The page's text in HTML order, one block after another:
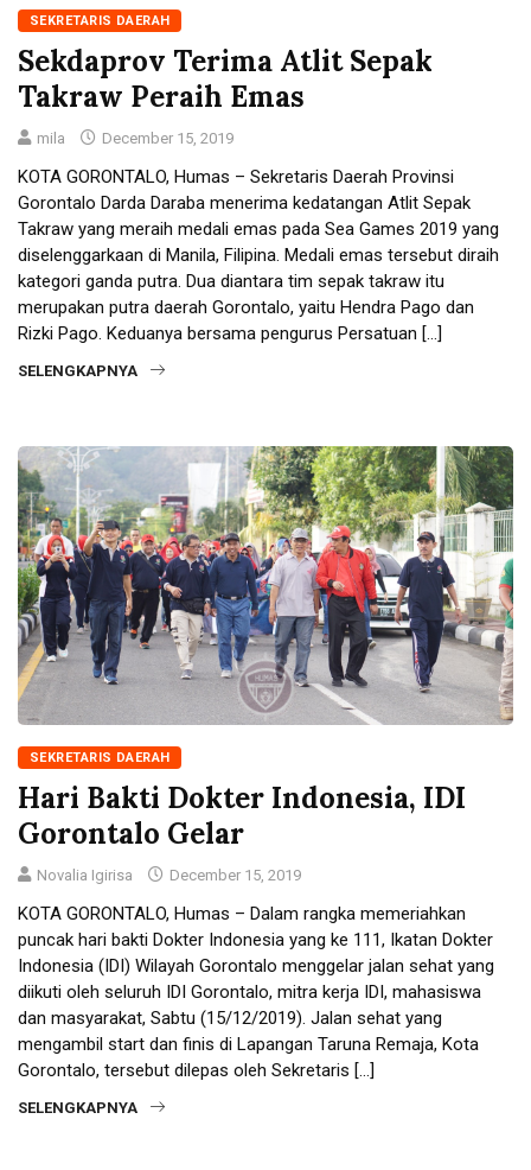
SEKRETARIS DAERAH
Sekdaprov Terima Atlit Sepak
Takraw Peraih Emas
mila December 15, 2019
KOTA GORONTALO, Humas – Sekretaris Daerah Provinsi
Gorontalo Darda Daraba menerima kedatangan Atlit Sepak
Takraw yang meraih medali emas pada Sea Games 2019 yang
diselenggarkaan di Manila, Filipina. Medali emas tersebut diraih
kategori ganda putra. Dua diantara tim sepak takraw itu
merupakan putra daerah Gorontalo, yaitu Hendra Pago dan
Rizki Pago. Keduanya bersama pengurus Persatuan […]
SELENGKAPNYA
SEKRETARIS DAERAH
Hari Bakti Dokter Indonesia, IDI
Gorontalo Gelar
Novalia Igirisa December 15, 2019
KOTA GORONTALO, Humas – Dalam rangka memeriahkan
puncak hari bakti Dokter Indonesia yang ke 111, Ikatan Dokter
Indonesia (IDI) Wilayah Gorontalo menggelar jalan sehat yang
diikuti oleh seluruh IDI Gorontalo, mitra kerja IDI, mahasiswa
dan masyarakat, Sabtu (15/12/2019). Jalan sehat yang
mengambil start dan finis di Lapangan Taruna Remaja, Kota
Gorontalo, tersebut dilepas oleh Sekretaris […]
SELENGKAPNYA